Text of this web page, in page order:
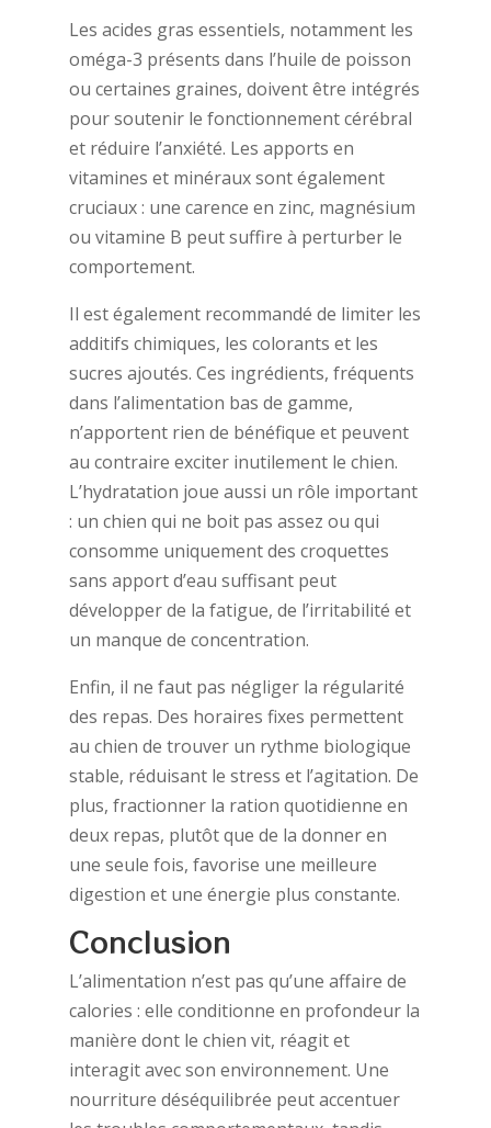
Les acides gras essentiels, notamment les
oméga-3 présents dans l’huile de poisson
ou certaines graines, doivent être intégrés
pour soutenir le fonctionnement cérébral
et réduire l’anxiété. Les apports en
vitamines et minéraux sont également
cruciaux : une carence en zinc, magnésium
ou vitamine B peut suffire à perturber le
comportement.
Il est également recommandé de limiter les
additifs chimiques, les colorants et les
sucres ajoutés. Ces ingrédients, fréquents
dans l’alimentation bas de gamme,
n’apportent rien de bénéfique et peuvent
au contraire exciter inutilement le chien.
L’hydratation joue aussi un rôle important
: un chien qui ne boit pas assez ou qui
consomme uniquement des croquettes
sans apport d’eau suffisant peut
développer de la fatigue, de l’irritabilité et
un manque de concentration.
Enfin, il ne faut pas négliger la régularité
des repas. Des horaires fixes permettent
au chien de trouver un rythme biologique
stable, réduisant le stress et l’agitation. De
plus, fractionner la ration quotidienne en
deux repas, plutôt que de la donner en
une seule fois, favorise une meilleure
digestion et une énergie plus constante.
Conclusion
L’alimentation n’est pas qu’une affaire de
calories : elle conditionne en profondeur la
manière dont le chien vit, réagit et
interagit avec son environnement. Une
nourriture déséquilibrée peut accentuer